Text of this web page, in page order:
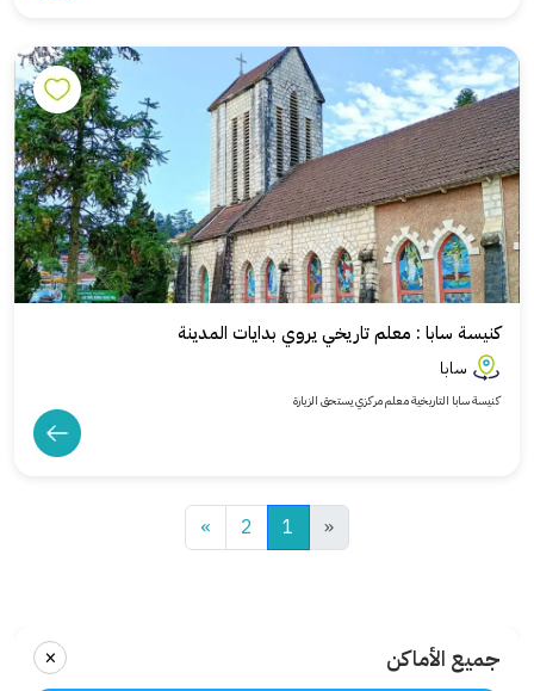
كنيسة سابا : معلم تاريخي يروي بدايات المدينة
سابا
كنيسة سابا التاريخية معلم مركزي يستحق الزيارة
«
1
2
»
جميع الأماكن ×